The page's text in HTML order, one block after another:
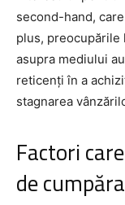
second-hand,
plus, preocupările
asupra mediului
reticenți în a
stagnarea
Factori
de